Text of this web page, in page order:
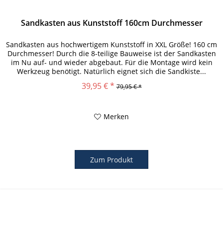
Sandkasten aus Kunststoff 160cm Durchmesser
Sandkasten aus hochwertigem Kunststoff in XXL Größe! 160 cm
Durchmesser! Durch die 8-teilige Bauweise ist der Sandkasten
im Nu auf- und wieder abgebaut. Für die Montage wird kein
Werkzeug benötigt. Natürlich eignet sich die Sandkiste...
39,95 € * 79,95 € *
Merken
Zum Produkt